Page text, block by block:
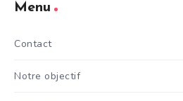
Menu
Contact
Notre objectif